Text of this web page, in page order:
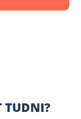
TUDNI?